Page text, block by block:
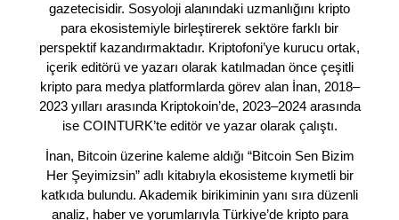
gazetecisidir. Sosyoloji alanındaki uzmanlığını kripto
para ekosistemiyle birleştirerek sektöre farklı bir
perspektif kazandırmaktadır. Kriptofoni’ye kurucu ortak,
içerik editörü ve yazarı olarak katılmadan önce çeşitli
kripto para medya platformlarda görev alan İnan, 2018–
2023 yılları arasında Kriptokoin’de, 2023–2024 arasında
ise COINTURK’te editör ve yazar olarak çalıştı.
İnan, Bitcoin üzerine kaleme aldığı “Bitcoin Sen Bizim
Her Şeyimizsin” adlı kitabıyla ekosisteme kıymetli bir
katkıda bulundu. Akademik birikiminin yanı sıra düzenli
analiz, haber ve yorumlarıyla Türkiye’de kripto para